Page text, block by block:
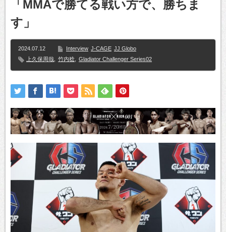
「MMAで勝てる戦い方で、勝ちま
す」
2024.07.12 Interview J-CAGE JJ Globo
上久保周哉
竹内稔 Gladiator Challenger Series02